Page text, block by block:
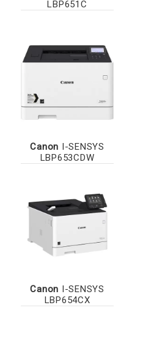
LBP651C
Canon I-SENSYS
LBP653CDW
Canon I-SENSYS
LBP654CX